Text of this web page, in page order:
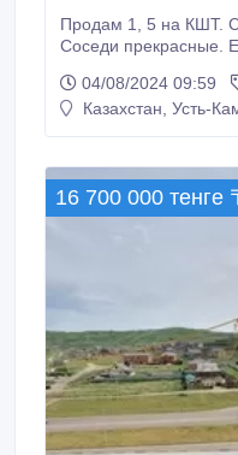
Продам 1, 5 на КШТ.
Соседи прекрасные.
материал, нужно просто натянуть. Есть половая и
стеновая плитка для
04/08/2024 09:59
Казахстан, Усть-
16 700 000 тенге